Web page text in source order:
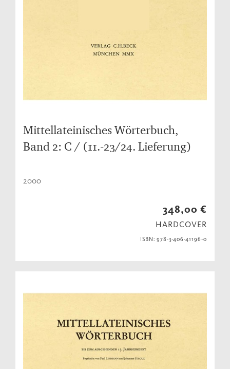
Mittellateinisches Wörterbuch,
Band 2: C / (11.-23/24. Lieferung)
2000
348,00 €
HARDCOVER
ISBN: 978-3-406-41196-0